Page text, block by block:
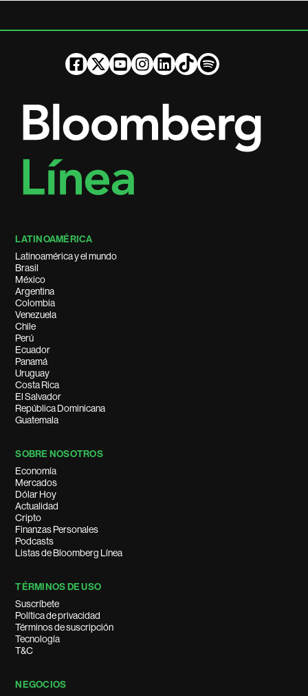
LATINOAMÉRICA
Latinoamérica y el mundo
Brasil
México
Argentina
Colombia
Venezuela
Chile
Perú
Ecuador
Panamá
Uruguay
Costa Rica
El Salvador
República Dominicana
Guatemala
SOBRE NOSOTROS
Economía
Mercados
Dólar Hoy
Actualidad
Cripto
Finanzas Personales
Podcasts
Listas de Bloomberg Línea
TÉRMINOS DE USO
Suscríbete
Política de privacidad
Términos de suscripción
Tecnología
T&C
NEGOCIOS